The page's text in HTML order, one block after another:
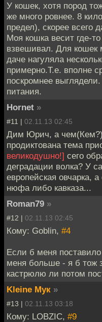
У кошек, хотя пород
же много ровнее. 8
предел), скорее всего
Моя кошка весит где-
взвешивал. Для кошек
даче нагуляла
примерно.Т.е. вполне
поскромнее
питания.
Hornet »
#11 | 02.11.13 02:45
Дим Юрич, а чем(Кем?)
продиктована тема
великодушно!] сего
деградации волка? У
европейская овчарка,
нюфа либо кавказа...
Roman79 »
#12 | 02.11.13 02:45
Кому: Goblin, #4
Если б меня
меня больше - я б тож
кастрюлю ли потом
Kleine Мук »
#13 | 02.11.13 03:18
Кому: LOBZIC, #9